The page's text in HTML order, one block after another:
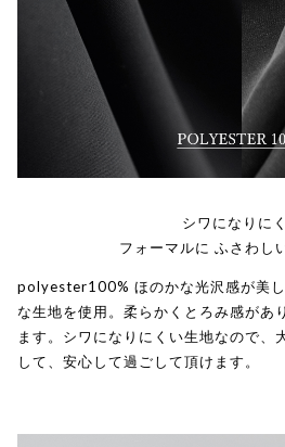
シワになりに
フォーマルに ふさわし
polyester100% ほのかな光沢感が美
な生地を使用。柔らかくとろみ感があ
ます。シワになりにくい生地なので、
して、安心して過ごして頂けます。